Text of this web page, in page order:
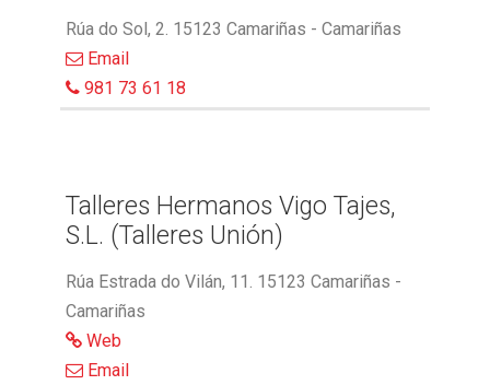
Rúa do Sol, 2. 15123 Camariñas - Camariñas
Email
981 73 61 18
Talleres Hermanos Vigo Tajes,
S.L. (Talleres Unión)
Rúa Estrada do Vilán, 11. 15123 Camariñas -
Camariñas
Web
Email